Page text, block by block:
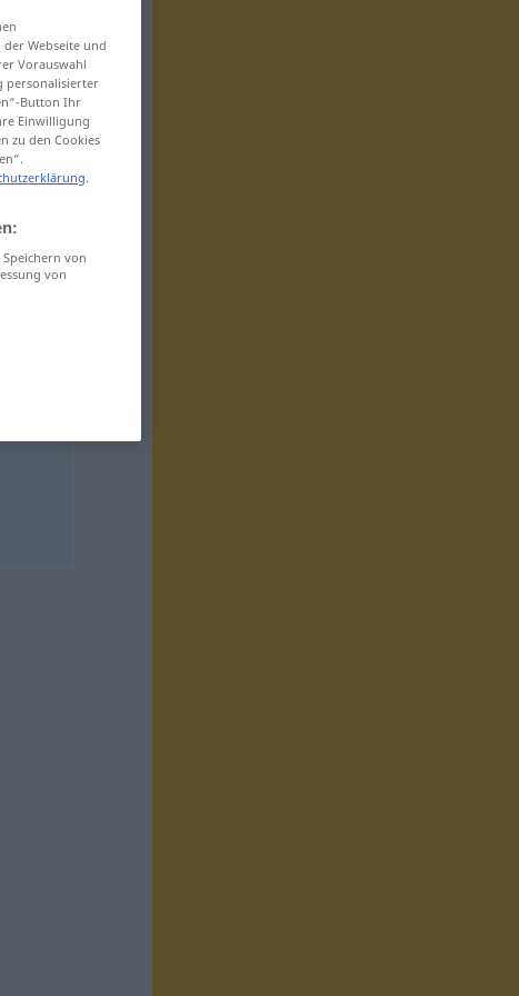
Webseite und
Vorauswahl
personalisierter
Button Ihr
Einwilligung
zu den Cookies
.
von
von